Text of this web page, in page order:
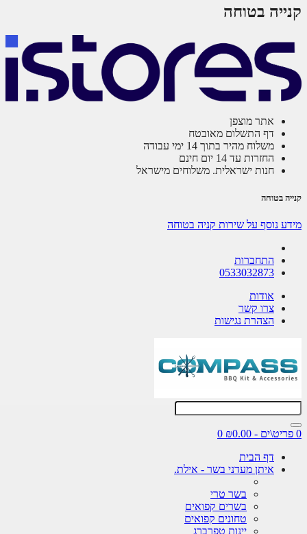
בטוחה
אתר מוצפן
דף התשלום מאובטח
משלוח מהיר בתוך 14 ימי עבודה
החזרות עד 14 יום חינם
חנות ישראלית. משלוחים מישראל
בטוחה
נוסף על שירות קניה בטוחה
התחברות
0533032873
אודות
צרו קשר
הצהרת נגישות
0
דף הבית
איתן מעדני בשר - אילת.
בשר טרי
בשרים קפואים
טחונים קפואים
יינות טפרברג